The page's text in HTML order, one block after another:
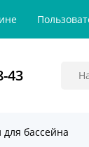
43
для бассейна